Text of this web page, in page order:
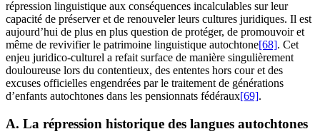
répression linguistique aux conséquences incalculables sur leur
capacité de préserver et de renouveler leurs cultures juridiques. Il est
aujourd’hui de plus en plus question de protéger, de promouvoir et
même de revivifier le patrimoine linguistique autochtone[68]. Cet
enjeu juridico-culturel a refait surface de manière singulièrement
douloureuse lors du contentieux, des ententes hors cour et des
excuses officielles engendrées par le traitement de générations
d’enfants autochtones dans les pensionnats fédéraux[69].
A. La répression historique des langues autochtones